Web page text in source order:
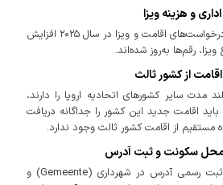
و هزینه ویزا
هزینه بررسی انواع درخواست‌های اقامت و ویزا در سال ۲۰۲۵ افزایش
رقم‌ها به‌روز شده‌اند.
از کشور ثالث
مدت سایر کشورهای اتحادیه اروپا را دارند،
اقامت جدید این کشور را جداگانه دریافت
مستقیم از اقامت کشور ثالث وجود ندارد.
محل سکونت و ثبت آدرس
برای حفظ اقامت، ثبت رسمی آدرس در شهرداری (Gemeente) و